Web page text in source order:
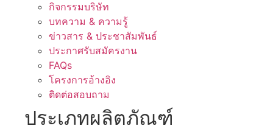
กิจกรรมบริษัท
บทความ & ความรู้
ข่าวสาร & ประชาสัมพันธ์
ประกาศรับสมัครงาน
FAQs
โครงการอ้างอิง
ติดต่อสอบถาม
ประเภทผลิตภัณฑ์